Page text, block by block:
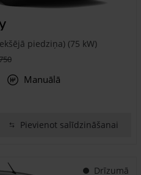
piedziņa) (75 kW)
Manuālā
Pievienot salīdzināšanai
Drīzumā